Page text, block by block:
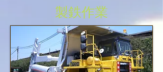
製鉄作業